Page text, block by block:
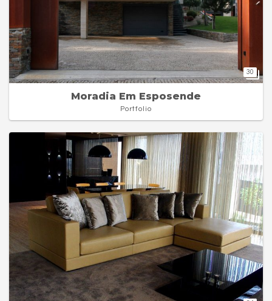
30
Moradia Em Esposende
Portfolio